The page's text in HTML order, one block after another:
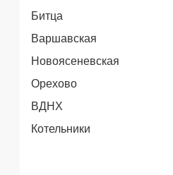
Битца
Варшавская
Новоясеневская
Орехово
ВДНХ
Котельники